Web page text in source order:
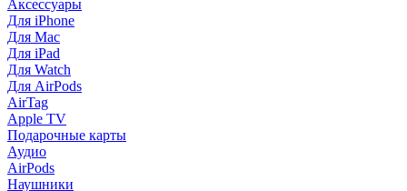
Аксессуары
Для iPhone
Для Mac
Для iPad
Для Watch
Для AirPods
AirTag
Apple TV
Подарочные карты
Аудио
AirPods
Наушники